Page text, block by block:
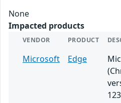
None
Impacted products
VENDOR PRODUCT
Microsoft Edge